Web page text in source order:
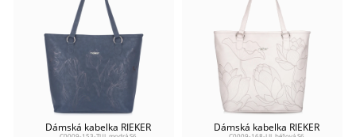
Dámská kabelka RIEKER Dámská kabelka RIEKER